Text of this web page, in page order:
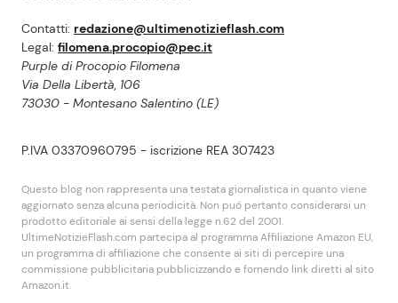
Contatti: redazione@ultimenotizieflash.com
Legal: filomena.procopio@pec.it
Purple di Procopio Filomena
Via Della Libertà, 106
73030 - Montesano Salentino (LE)
P.IVA 03370960795 - iscrizione REA 307423
Questo blog non rappresenta una testata giornalistica in quanto viene
aggiornato senza alcuna periodicità. Non puó pertanto considerarsi un
prodotto editoriale ai sensi della legge n.62 del 2001.
UltimeNotizieFlash.com partecipa al programma Affiliazione Amazon EU,
un programma di affiliazione che consente ai siti di percepire una
commissione pubblicitaria pubblicizzando e fornendo link diretti al sito
Amazon.it.